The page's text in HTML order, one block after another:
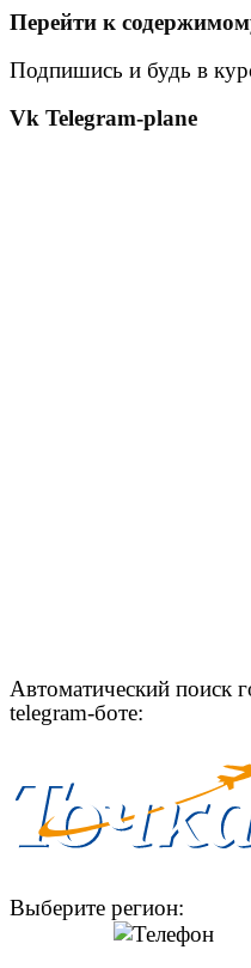
Перейти к
Подпишись и будь в
Vk Telegram-plane
Автоматический поиск
telegram-боте:
Выберите регион: